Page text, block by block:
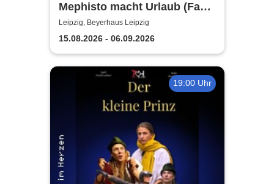
Mephisto macht Urlaub (Fast)
- Sommertheater im
Beyerhaus Leipzig
Leipzig, Beyerhaus Leipzig
15.08.2026 - 06.09.2026
19:00 Uhr